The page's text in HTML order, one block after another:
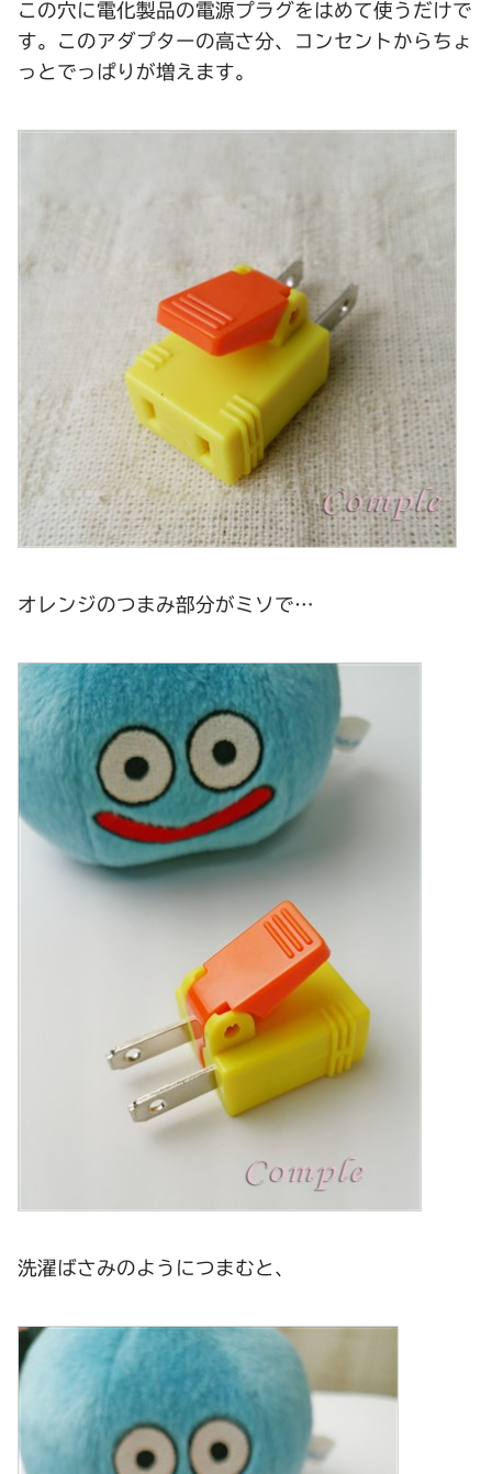
この穴に電化製品の電源プラグをはめて使うだけで
す。このアダプターの高さ分、コンセントからちょ
っとでっぱりが増えます。
オレンジのつまみ部分がミソで…
洗濯ばさみのようにつまむと、